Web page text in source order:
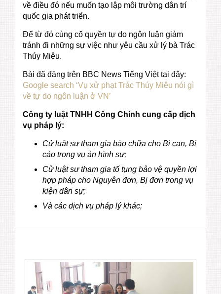
về điều đó nếu muốn tạo lập môi trường dân trí
quốc gia phát triển.
Để từ đó củng cố quyền tự do ngôn luận giảm
tránh đi những sự việc như yêu cầu xử lý bà Trác
Thúy Miêu.
Bài đã đăng trên BBC News Tiếng Việt tại đây:
Google search ‘Vụ xử phạt Trác Thúy Miêu nói gì
về tự do ngôn luận ở VN’
Công ty luật TNHH Công Chính cung cấp dịch
vụ pháp lý:
Cử luật sư tham gia bào chữa cho Bị can, Bị
cáo trong vụ án hình sự;
Cử luật sư tham gia tố tụng bảo vệ quyền lợi
hợp pháp cho Nguyên đơn, Bị đơn trong vụ
kiện dân sự;
Và các dịch vụ pháp lý khác;